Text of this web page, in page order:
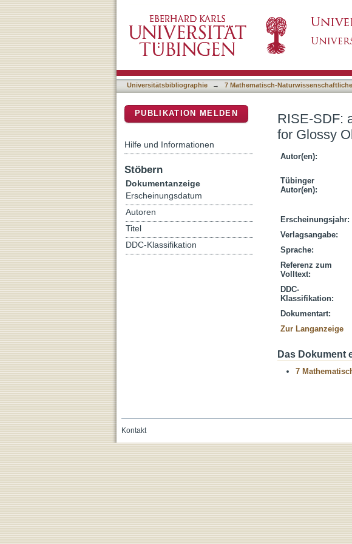
RISE-SDF: a Relightable
Rendering
Universitätsbibliographie → 7 Mathematisch-
RISE-SDF:
for Glossy
Autor(en):
Tübinger
Autor(en):
Erscheinungsjahr:
Verlagsangabe:
Sprache:
Referenz zum
Volltext:
DDC-
Klassifikation:
Dokumentart:
Zur Langanzeige
Das Dokument
7
PUBLIKATION MELDEN
Hilfe und Informationen
Stöbern
Dokumentanzeige
Erscheinungsdatum
Autoren
Titel
DDC-Klassifikation
Kontakt